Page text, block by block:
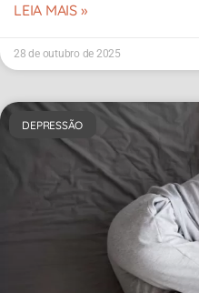
LEIA MAIS »
28 de outubro de 2025
DEPRESSÃO